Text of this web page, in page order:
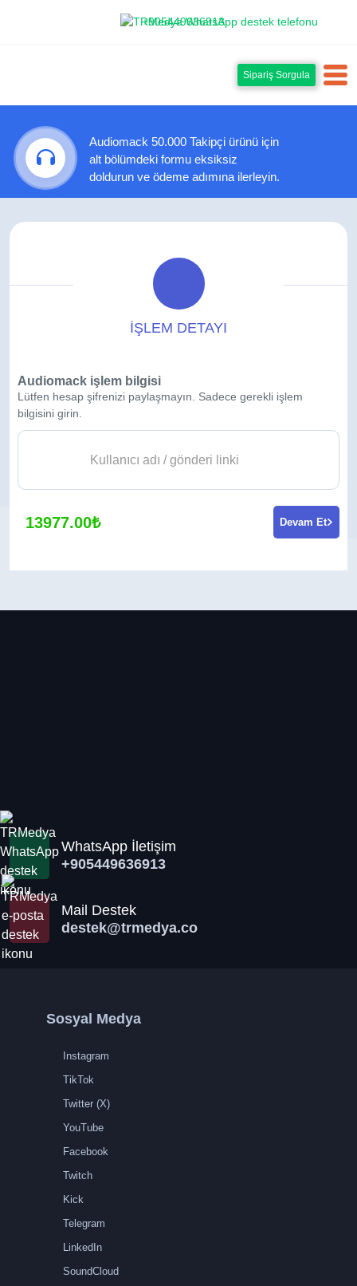
+905449636913
Sipariş Sorgula
Audiomack 50.000 Takipçi ürünü için
alt bölümdeki formu eksiksiz
doldurun ve ödeme adımına ilerleyin.
İŞLEM DETAYI
Audiomack işlem bilgisi
Lütfen hesap şifrenizi paylaşmayın. Sadece gerekli işlem
bilgisini girin.
13977.00₺ Devam Et
WhatsApp İletişim
+905449636913
Mail Destek
destek@trmedya.co
Sosyal Medya
Instagram
TikTok
Twitter (X)
YouTube
Facebook
Twitch
Kick
Telegram
LinkedIn
SoundCloud